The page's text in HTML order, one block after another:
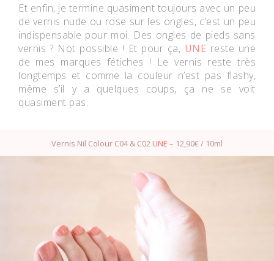
Et enfin, je termine quasiment toujours avec un peu
de vernis nude ou rose sur les ongles, c’est un peu
indispensable pour moi. Des ongles de pieds sans
vernis ? Not possible ! Et pour ça, UNE reste une
de mes marques fétiches ! Le vernis reste très
longtemps et comme la couleur n’est pas flashy,
même s’il y a quelques coups, ça ne se voit
quasiment pas.
Vernis Nil Colour C04 & C02 UNE – 12,90€ / 10ml